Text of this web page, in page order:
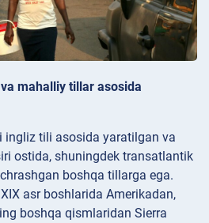
mahalliy tillar asosida
ingliz tili asosida yaratilgan va
ostida, shuningdek transatlantik
boshqa tillarga ega.
asr boshlarida Amerikadan,
boshqa qismlaridan Sierra